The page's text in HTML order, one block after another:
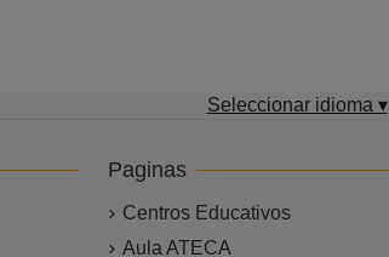
Seleccionar idioma ▾
Paginas
Centros Educativos
Aula ATECA